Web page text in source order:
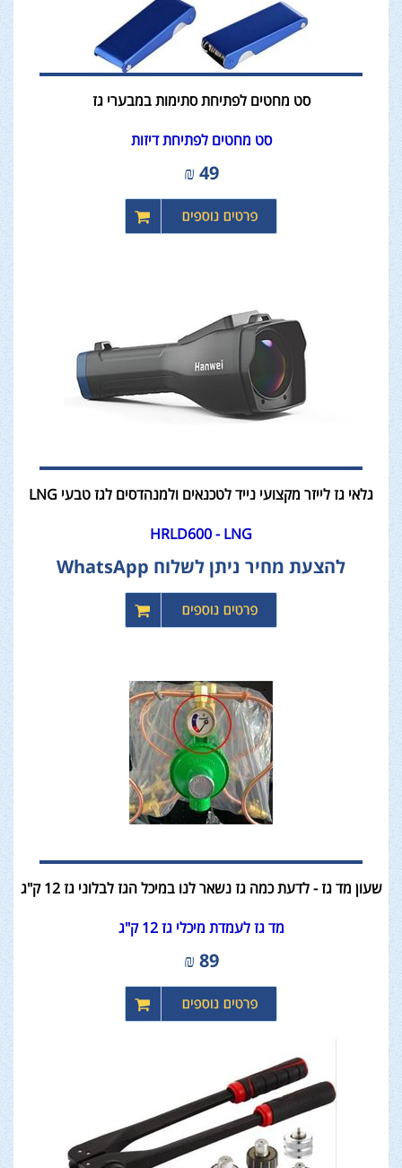
סט מחטים לפתיחת סתימות במבערי גז
סט מחטים לפתיחת דיזות
49
₪
גלאי גז לייזר מקצועי נייד לטכנאים ולמנהדסים לגז טבעי LNG
HRLD600 - LNG
להצעת מחיר ניתן לשלוח WhatsApp
שעון מד גז - לדעת כמה גז נשאר לנו במיכל הגז לבלוני גז 12 ק"ג
מד גז לעמדת מיכלי גז 12 ק"ג
89
₪